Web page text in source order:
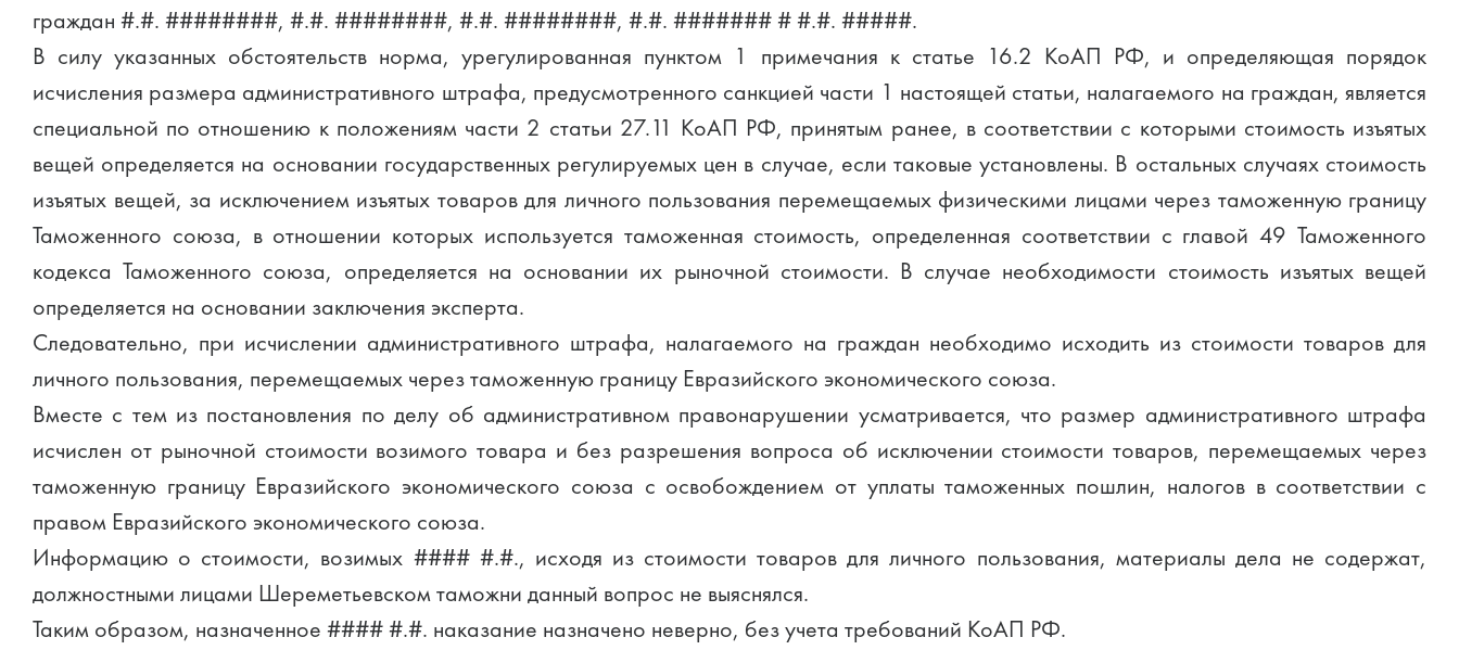
граждан #.#. ########, #.#. ########, #.#. ########, #.#. ####### # #.#. #####.
В силу указанных обстоятельств норма, урегулированная пунктом 1 примечания к статье 16.2 КоАП РФ, и определяющая порядок
исчисления размера административного штрафа, предусмотренного санкцией части 1 настоящей статьи, налагаемого на граждан, является
специальной по отношению к положениям части 2 статьи 27.11 КоАП РФ, принятым ранее, в соответствии с которыми стоимость изъятых
вещей определяется на основании государственных регулируемых цен в случае, если таковые установлены. В остальных случаях стоимость
изъятых вещей, за исключением изъятых товаров для личного пользования перемещаемых физическими лицами через таможенную границу
Таможенного союза, в отношении которых используется таможенная стоимость, определенная соответствии с главой 49 Таможенного
кодекса Таможенного союза, определяется на основании их рыночной стоимости. В случае необходимости стоимость изъятых вещей
определяется на основании заключения эксперта.
Следовательно, при исчислении административного штрафа, налагаемого на граждан необходимо исходить из стоимости товаров для
личного пользования, перемещаемых через таможенную границу Евразийского экономического союза.
Вместе с тем из постановления по делу об административном правонарушении усматривается, что размер административного штрафа
исчислен от рыночной стоимости возимого товара и без разрешения вопроса об исключении стоимости товаров, перемещаемых через
таможенную границу Евразийского экономического союза с освобождением от уплаты таможенных пошлин, налогов в соответствии с
правом Евразийского экономического союза.
Информацию о стоимости, возимых #### #.#., исходя из стоимости товаров для личного пользования, материалы дела не содержат,
должностными лицами Шереметьевском таможни данный вопрос не выяснялся.
Таким образом, назначенное #### #.#. наказание назначено неверно, без учета требований КоАП РФ.